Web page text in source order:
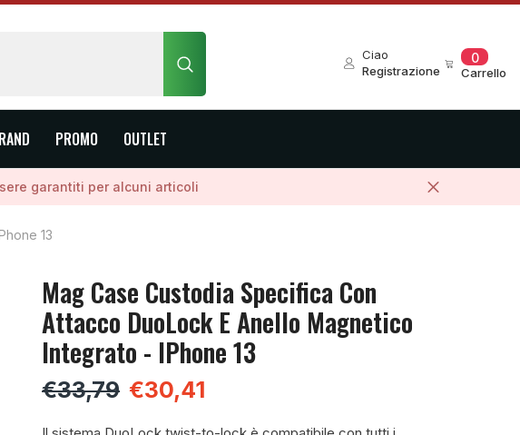
00
Carrello
Ciao
Registrazione
PROMO OUTLET
garantiti per alcuni articoli
13
Mag Case Custodia Specifica Con
Attacco DuoLock E Anello Magnetico
Integrato - IPhone 13
€33,79 €30,41